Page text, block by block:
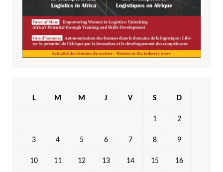
L M M J V S D
1 2
3 4 5 6 7 8 9
10 11 12 13 14 15 16